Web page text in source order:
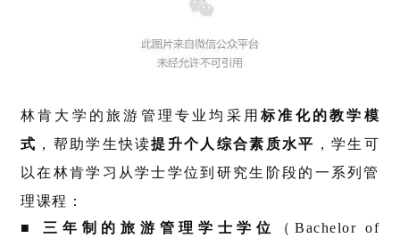
西
兰
学
访
林肯大学的旅游管理专业均采用标准化的教学模
式 ，帮助学生快读提升个人综合素质水平 ，学生可
以在林肯学习从学士学位到研究生阶段的一系列管
理课程：
■ 三年制的旅游管理学士学位
（Bachelor of